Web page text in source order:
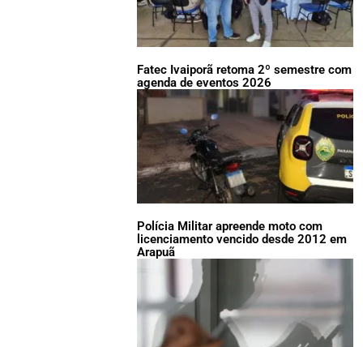
Fatec Ivaiporã retoma 2º semestre com
agenda de eventos 2026
Polícia Militar apreende moto com
licenciamento vencido desde 2012 em
Arapuã